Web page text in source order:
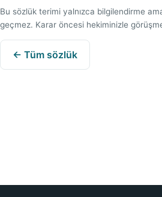
Bu sözlük terimi yalnızca bilgilendirme
geçmez. Karar öncesi hekiminizle
← Tüm sözlük